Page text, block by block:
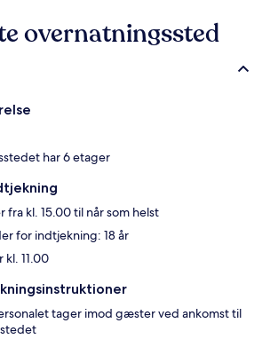
overnatningssted
har 6 etager
fra kl. 15.00 til når som helst
for indtjekning: 18 år
11.00
tager imod gæster ved ankomst til